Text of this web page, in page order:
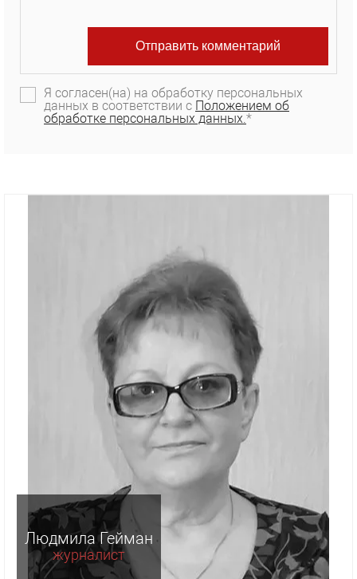
Я согласен(на) на обработку персональных
данных в соответствии с Положением об
обработке персональных данных.*
Людмила Гейман
журналист